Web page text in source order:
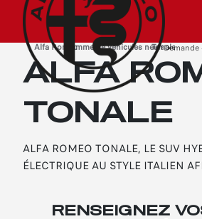
Alfa RomeoGamme de véhicules neufs
›
Tonale
›
Demande
ALFA
TONALE
ALFA ROMEO TONALE, LE SUV
ÉLECTRIQUE AU STYLE ITALIEN
RENSEIGNEZ